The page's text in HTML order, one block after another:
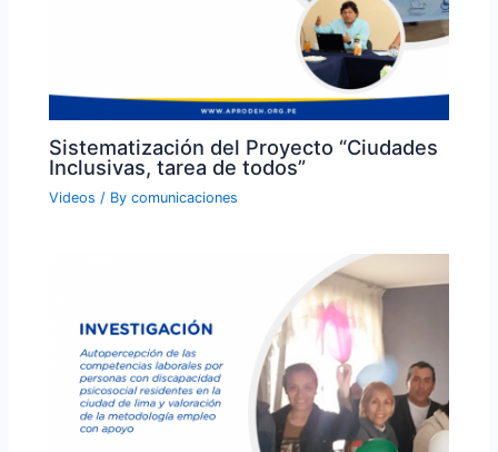
Sistematización del Proyecto “Ciudades
Inclusivas, tarea de todos”
Videos / Bycomunicaciones